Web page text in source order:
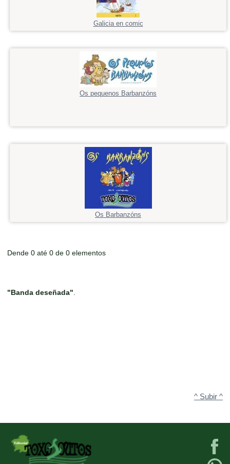
Galicia en comic
Os pequenos Barbanzóns
Os Barbanzóns
Dende 0 até 0 de 0 elementos
"Banda deseñada"
^ Subir ^